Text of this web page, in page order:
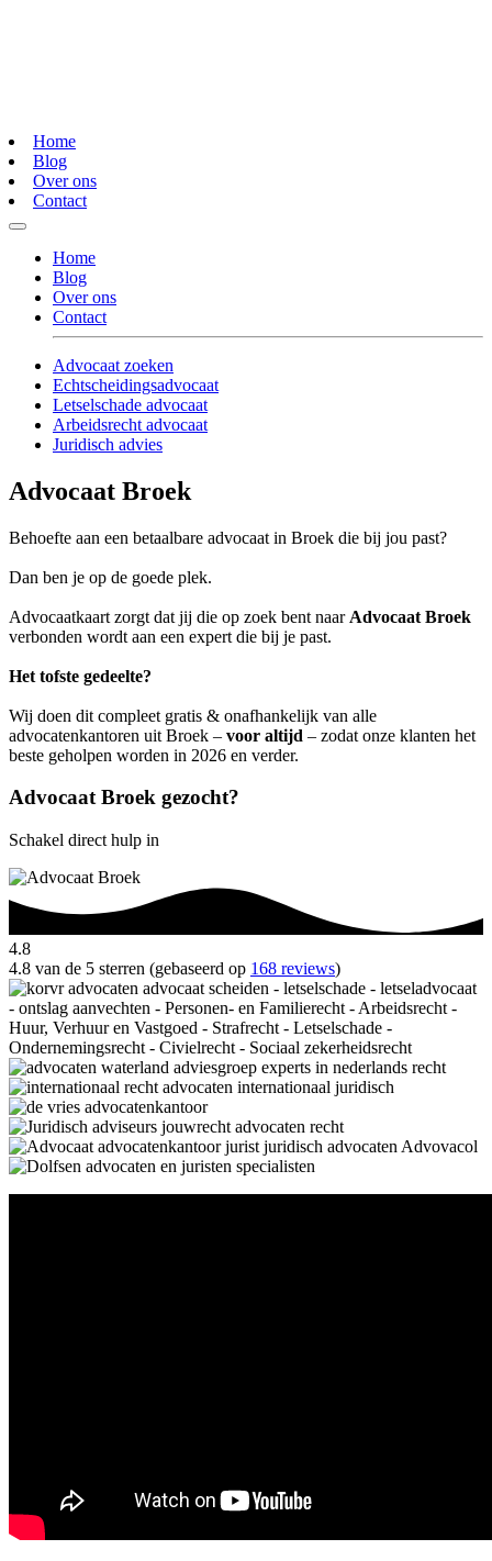
Home
Blog
Over ons
Contact
Home
Blog
Over ons
Contact
Advocaat zoeken
Echtscheidingsadvocaat
Letselschade advocaat
Arbeidsrecht advocaat
Juridisch advies
Advocaat Broek
Behoefte aan een betaalbare advocaat in Broek die bij jou past?
Dan ben je op de goede plek.
Advocaatkaart zorgt dat jij die op zoek bent naar Advocaat Broek
verbonden wordt aan een expert die bij je past.
Het tofste gedeelte?
Wij doen dit compleet gratis & onafhankelijk van alle
advocatenkantoren uit Broek – voor altijd – zodat onze klanten het
beste geholpen worden in 2026 en verder.
Advocaat Broek gezocht?
Schakel direct hulp in
4.8
4.8 van de 5 sterren (gebaseerd op 168 reviews)